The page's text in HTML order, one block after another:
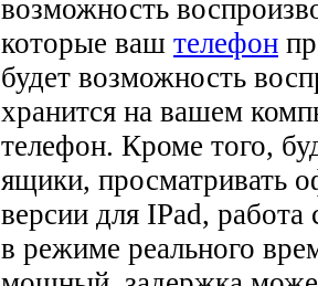
возможность
которые ваш телефон
будет возможность
хранится на вашем
телефон. Кроме того,
ящики, просматривать
версии для IPad,
в режиме реального